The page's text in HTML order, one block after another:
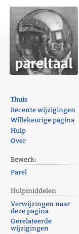
Thuis
Recente wijzigingen
Willekeurige pagina
Hulp
Over
Bewerk:
Parel
Hulpmiddelen
Verwijzingen naar
deze pagina
Gerelateerde
wijzigingen